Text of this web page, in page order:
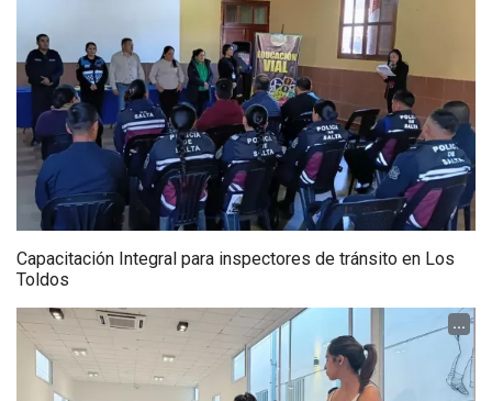
Capacitación Integral para inspectores de tránsito en Los
Toldos
...